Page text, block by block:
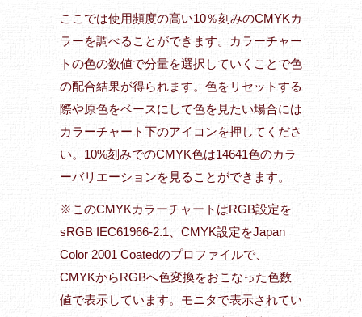
ここでは使用頻度の高い10％刻みのCMYKカ
ラーを調べることができます。カラーチャー
トの色の数値で分量を選択していくことで色
の配合結果が得られます。色をリセットする
際や原色をベースにして色を見たい場合には
カラーチャート下のアイコンを押してくださ
い。10%刻みでのCMYK色は14641色のカラ
ーバリエーションを見ることができます。
※このCMYKカラーチャートはRGB設定を
sRGB IEC61966-2.1、CMYK設定をJapan
Color 2001 Coatedのプロファイルで、
CMYKからRGBへ色変換をおこなった色数
値で表示しています。モニタで表示されてい